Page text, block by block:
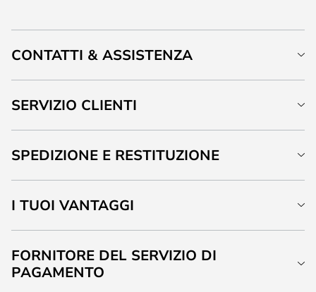
CONTATTI & ASSISTENZA
SERVIZIO CLIENTI
SPEDIZIONE E RESTITUZIONE
I TUOI VANTAGGI
FORNITORE DEL SERVIZIO DI
PAGAMENTO